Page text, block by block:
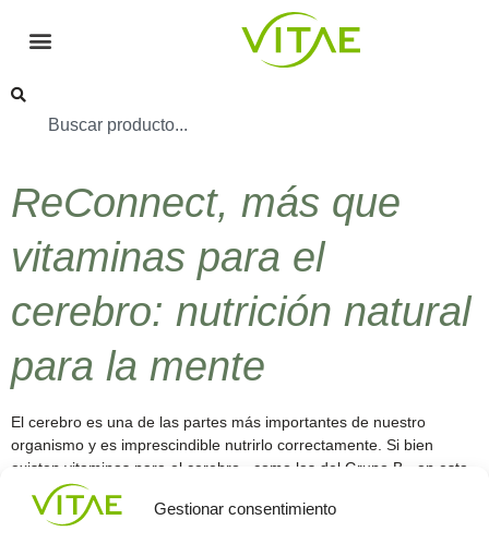
Gestionar consentimiento
ReConnect, más que
vitaminas para el
cerebro: nutrición natural
para la mente
El cerebro es una de las partes más importantes de nuestro
organismo y es imprescindible nutrirlo correctamente. Si bien
existen vitaminas para el cerebro –como las del Grupo B-, en esta
ocasión os queremos hablar de un alimento para el cerebro que, si
bien, sí incorpora la Vitamina C en su formulación, va mucho más